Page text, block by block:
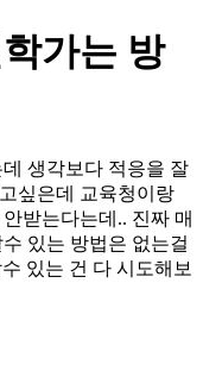
가는 방
생각보다 적응을 잘
싶은데 교육청이랑
받는다는데.. 진짜 매
있는 방법은 없는걸
있는 건 다 시도해보